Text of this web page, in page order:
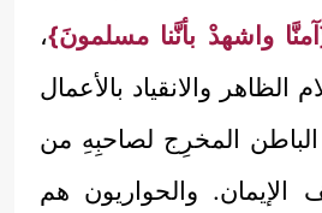
واشهدْ بأنَّنا مسلمونَ}،
الظاهر والانقياد بالأعمال
الباطن المخرِج لصاحبِهِ من
والحواريون هم